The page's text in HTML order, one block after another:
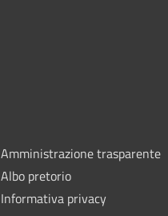
Amministrazione trasparente
Albo pretorio
Informativa privacy